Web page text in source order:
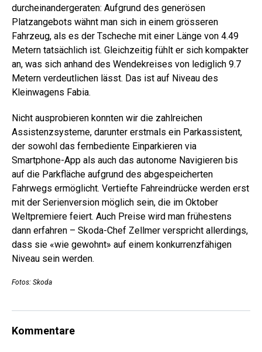
durcheinandergeraten: Aufgrund des generösen
Platzangebots wähnt man sich in einem grösseren
Fahrzeug, als es der Tscheche mit einer Länge von 4.49
Metern tatsächlich ist. Gleichzeitig fühlt er sich kompakter
an, was sich anhand des Wendekreises von lediglich 9.7
Metern verdeutlichen lässt. Das ist auf Niveau des
Kleinwagens Fabia.
Nicht ausprobieren konnten wir die zahlreichen
Assistenzsysteme, darunter erstmals ein Parkassistent,
der sowohl das fernbediente Einparkieren via
Smartphone-App als auch das autonome Navigieren bis
auf die Parkfläche aufgrund des abgespeicherten
Fahrwegs ermöglicht. Vertiefte Fahreindrücke werden erst
mit der Serienversion möglich sein, die im Oktober
Weltpremiere feiert. Auch Preise wird man frühestens
dann erfahren – Skoda-Chef Zellmer verspricht allerdings,
dass sie «wie gewohnt» auf einem konkurrenzfähigen
Niveau sein werden.
Fotos: Skoda
Kommentare